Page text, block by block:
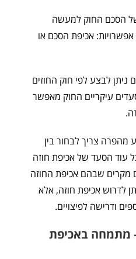
הסכם החוק למעשה
אכיפת הסכם או
לבצע לפי חוק החוזים
עיקריים החוק מאפשר
צריך לבחור בין
עוד הסעד של אכיפת חוזה
מקרים שבהם אכיפת החוזה
לדרוש אכיפת חוזה, אלא
ודרישה לפיצויים.
– מתמחה באכיפת